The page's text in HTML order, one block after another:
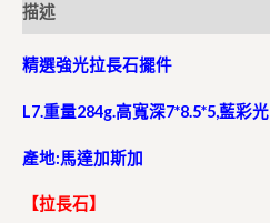
描述
精選強光拉長石擺件
L7.重量284g.高寬深7*8.5*5,藍彩光
產地:馬達加斯加
【拉長石】